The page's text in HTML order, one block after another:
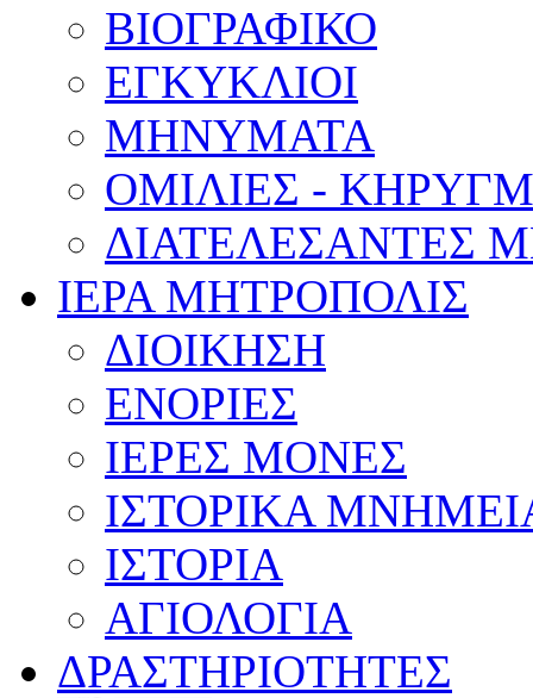
ΒΙΟΓΡΑΦΙΚΟ
ΕΓΚΥΚΛΙΟΙ
ΜΗΝΥΜΑΤΑ
ΟΜΙΛΙΕΣ -
ΔΙΑΤΕΛΕΣΑΝΤΕΣ
ΙΕΡΑ ΜΗΤΡΟΠΟΛΙΣ
ΔΙΟΙΚΗΣΗ
ΕΝΟΡΙΕΣ
ΙΕΡΕΣ ΜΟΝΕΣ
ΙΣΤΟΡΙΚΑ
ΙΣΤΟΡΙΑ
ΑΓΙΟΛΟΓΙΑ
ΔΡΑΣΤΗΡΙΟΤΗΤΕΣ